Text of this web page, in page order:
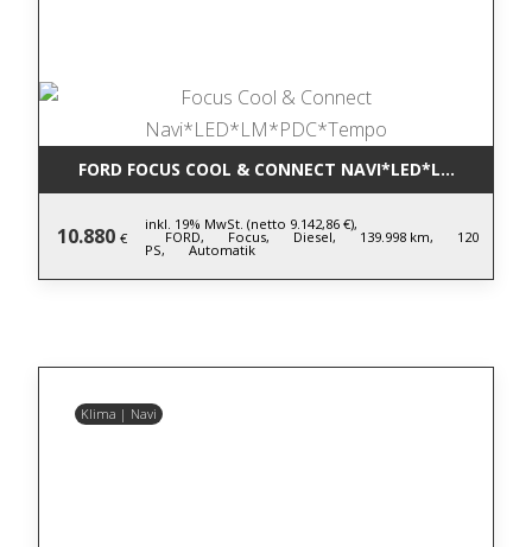
FORD FOCUS COOL & CONNECT
10.880 €
inkl. 19% MwSt. (netto 9.142,86 €),
FORD, Focus, Diesel, 139.998 km, 120
PS, Automatik
Klima | Navi